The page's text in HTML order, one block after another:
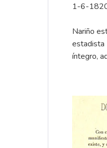
1-6-
Nariño
íntegro,